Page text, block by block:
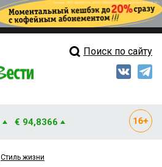
Свежий выпускПоиск по сайту
€ 94,8366
Стиль жизни